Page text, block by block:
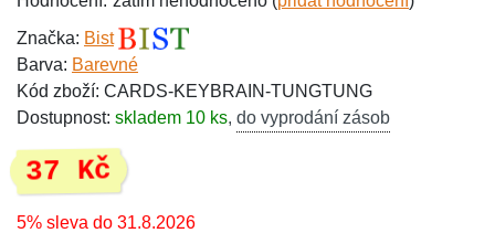
Značka: Bist
Barva: Barevné
Kód zboží: CARDS-KEYBRAIN-TUNGTUNG
Dostupnost: skladem 10 ks, do vyprodání zásob
37 Kč
5% sleva do 31.8.2026